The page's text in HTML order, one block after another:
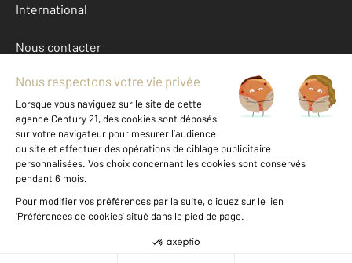
International
Nous contacter
Mentions légales & CGU et Barèmes d'honoraires
Données personnelles
Gestionnaire des cookies